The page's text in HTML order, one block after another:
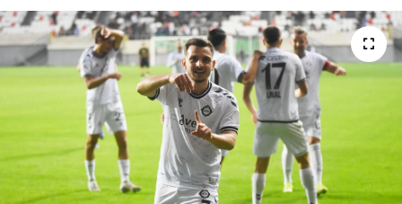
SPOR
TEKNOLOJİ
YAŞAM
YEREL YÖNETİMLER